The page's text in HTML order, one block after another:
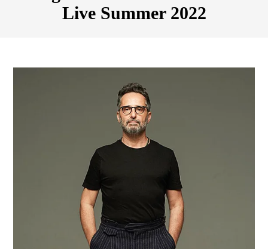
Live Summer 2022